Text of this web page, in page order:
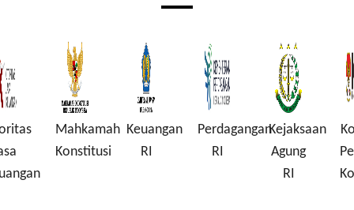
Mahkamah
Konstitusi
Keuangan
RI
PerdaganganKejaksaan
Komisi
Korupsi